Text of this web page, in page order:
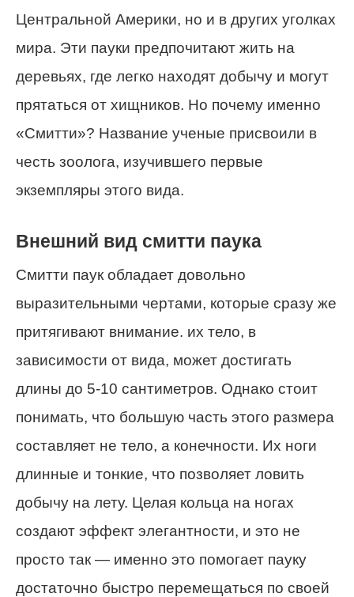
Центральной Америки, но и в других уголках
мира. Эти пауки предпочитают жить на
деревьях, где легко находят добычу и могут
прятаться от хищников. Но почему именно
«Смитти»? Название ученые присвоили в
честь зоолога, изучившего первые
экземпляры этого вида.
Внешний вид смитти паука
Смитти паук обладает довольно
выразительными чертами, которые сразу же
притягивают внимание. их тело, в
зависимости от вида, может достигать
длины до 5-10 сантиметров. Однако стоит
понимать, что большую часть этого размера
составляет не тело, а конечности. Их ноги
длинные и тонкие, что позволяет ловить
добычу на лету. Целая кольца на ногах
создают эффект элегантности, и это не
просто так — именно это помогает пауку
достаточно быстро перемещаться по своей